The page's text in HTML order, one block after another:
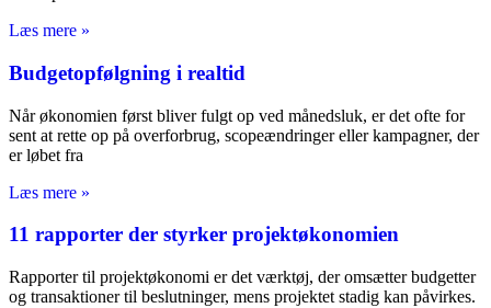
Læs mere »
Budgetopfølgning i realtid
Når økonomien først bliver fulgt op ved månedsluk, er det ofte for
sent at rette op på overforbrug, scopeændringer eller kampagner, der
er løbet fra
Læs mere »
11 rapporter der styrker projektøkonomien
Rapporter til projektøkonomi er det værktøj, der omsætter budgetter
og transaktioner til beslutninger, mens projektet stadig kan påvirkes.